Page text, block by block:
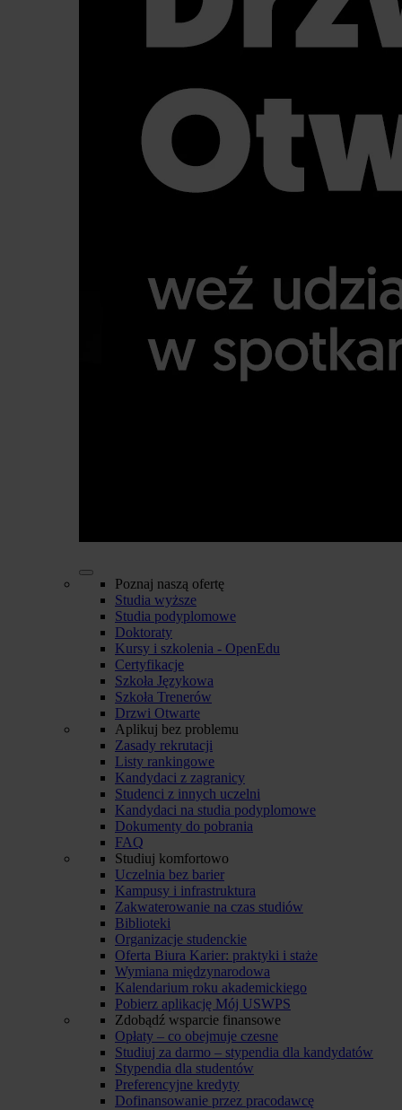
Poznaj naszą ofertę
Studia wyższe
Studia podyplomowe
Doktoraty
Kursy i szkolenia - OpenEdu
Certyfikacje
Szkoła Językowa
Szkoła Trenerów
Drzwi Otwarte
Aplikuj bez problemu
Zasady rekrutacji
Listy rankingowe
Kandydaci z zagranicy
Studenci z innych uczelni
Kandydaci na studia podyplomowe
Dokumenty do pobrania
FAQ
Studiuj komfortowo
Uczelnia bez barier
Kampusy i infrastruktura
Zakwaterowanie na czas studiów
Biblioteki
Organizacje studenckie
Oferta Biura Karier: praktyki i staże
Wymiana międzynarodowa
Kalendarium roku akademickiego
Pobierz aplikację Mój USWPS
Zdobądź wsparcie finansowe
Opłaty – co obejmuje czesne
Studiuj za darmo – stypendia dla kandydatów
Stypendia dla studentów
Preferencyjne kredyty
Dofinansowanie przez pracodawcę